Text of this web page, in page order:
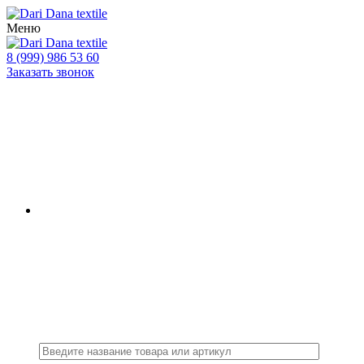
Меню
8 (999) 986 53 60
Заказать звонок